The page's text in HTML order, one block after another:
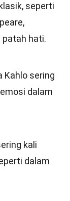
seperti
hati.
Kahlo sering
dalam
kali
dalam